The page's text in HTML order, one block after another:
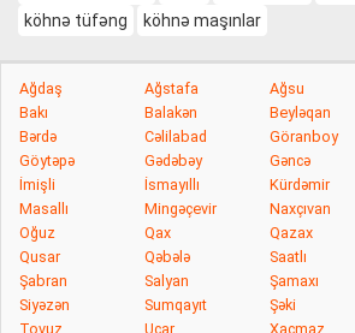
köhnə tüfəng
köhnə maşınlar
Ağdaş Ağstafa Ağsu
Bakı
Balakən Beyləqan
Bərdə
Cəlilabad Göranboy
Göytəpə
Gədəbəy Gəncə
İmişli
İsmayıllı Kürdəmir
Masallı
Mingəçevir Naxçıvan
Oğuz
Qax Qazax
Qusar
Qəbələ Saatlı
Şabran
Salyan Şamaxı
Siyəzən
Sumqayıt Şəki
Tovuz
Ucar Xaçmaz